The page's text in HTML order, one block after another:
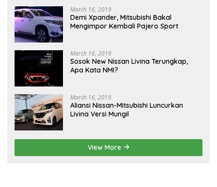
March 16, 2019
Demi Xpander, Mitsubishi Bakal
Mengimpor Kembali Pajero Sport
March 16, 2019
Sosok New Nissan Livina Terungkap,
Apa Kata NMI?
March 16, 2019
Aliansi Nissan-Mitsubishi Luncurkan
Livina Versi Mungil
View More